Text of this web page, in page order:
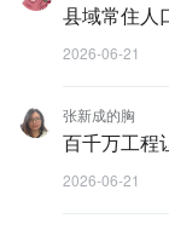
县域常住人
2026-06-21
张新成的胸
百千万工程
2026-06-21